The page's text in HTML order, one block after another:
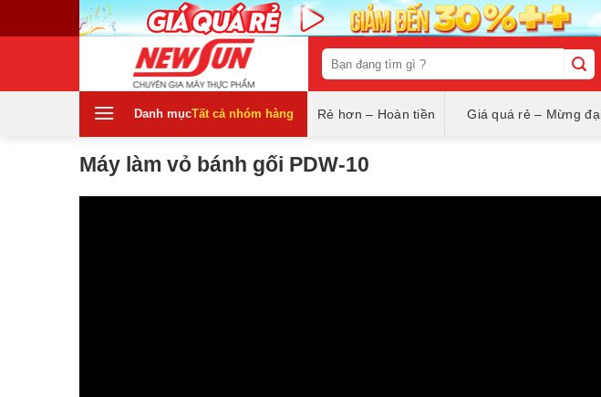
to
Tìm
kiếm:
Tất cả nhóm hàng
Danh mục Rẻ hơn – Hoàn tiền Giá quá rẻ – Mừng
Máy làm vỏ bánh gối PDW-10